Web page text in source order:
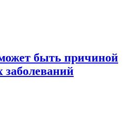
быть причиной
заболеваний